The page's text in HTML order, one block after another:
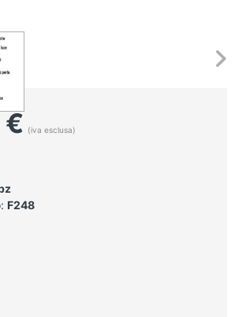
€ (iva esclusa)
F248